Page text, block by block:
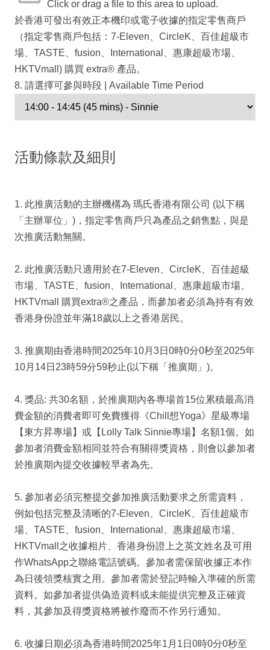
Click or drag a file to this area to upload.
於香港可發出有效正本機印或電子收據的指定零售商戶
（指定零售商戶包括：7-Eleven、CircleK、百佳超級市
場、TASTE、fusion、International、惠康超級市場、
HKTVmall) 購買 extra® 產品。
8. 請選擇可參與時段 | Available Time Period
活動條款及細則
1. 此推廣活動的主辦機構為 瑪氏香港有限公司 (以下稱
「主辦單位」)，指定零售商戶只為產品之銷售點，與是
次推廣活動無關。
2. 此推廣活動只適用於在7-Eleven、CircleK、百佳超級
市場、TASTE、fusion、International、惠康超級市場、
HKTVmall 購買extra®之產品，而參加者必須為持有有效
香港身份證並年滿18歲以上之香港居民。
3. 推廣期由香港時間2025年10月3日0時0分0秒至2025年
10月14日23時59分59秒止(以下稱「推廣期」)。
4. 獎品: 共30名額，於推廣期內各專場首15位累積最高消
費金額的消費者即可免費獲得《Chill想Yoga》星級專場
【東方昇專場】或【Lolly Talk Sinnie專場】名額1個。如
參加者消費金額相同並符合有關得獎資格，則會以參加者
於推廣期內提交收據較早者為先。
5. 參加者必須完整提交參加推廣活動要求之所需資料，
例如包括完整及清晰的7-Eleven、CircleK、百佳超級市
場、TASTE、fusion、International、惠康超級市場、
HKTVmall之收據相片、香港身份證上之英文姓名及可用
作WhatsApp之聯絡電話號碼。參加者需保留收據正本作
為日後領獎核實之用。參加者需於登記時輸入準確的所需
資料。如參加者提供偽造資料或未能提供完整及正確資
料，其參加及得獎資格將被作廢而不作另行通知。
6. 收據日期必須為香港時間2025年1月1日0時0分0秒至